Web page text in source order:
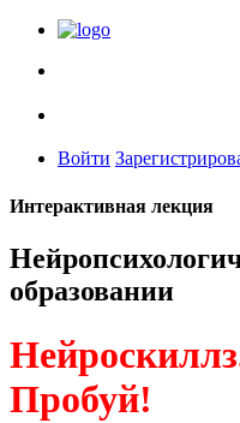
Войти
Интерактивная лекция
образовании
Пробуй!